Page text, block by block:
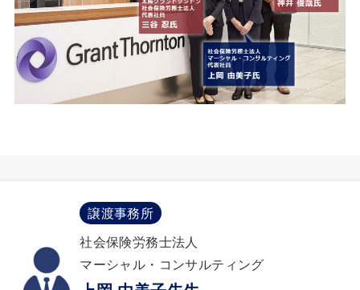
譲渡事務所
社会保険労務士法人
マーシャル・コンサルティング